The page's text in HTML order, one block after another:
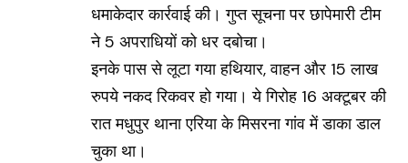
धमाकेदार कार्रवाई की। गुप्त सूचना पर छापेमारी टीम
ने 5 अपराधियों को धर दबोचा।
इनके पास से लूटा गया हथियार, वाहन और 15 लाख
रुपये नकद रिकवर हो गया। ये गिरोह 16 अक्टूबर की
रात मधुपुर थाना एरिया के मिसरना गांव में डाका डाल
चुका था।